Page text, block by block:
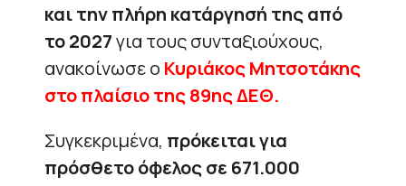
και την πλήρη κατάργησή της από
το 2027για τους συνταξιούχους,
ανακοίνωσε ο Κυριάκος Μητσοτάκης
στο πλαίσιο της 89ης ΔΕΘ.
Συγκεκριμένα, πρόκειται για
πρόσθετο όφελος σε 671.000